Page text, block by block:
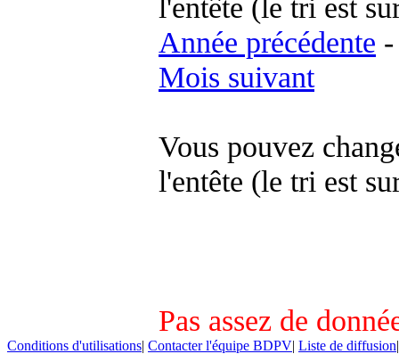
l'entête (le tri est
Année précédente -
Mois suivant
Vous pouvez
l'entête (le tri est
Pas assez de
Conditions d'utilisations| Contacter l'équipe BDPV| Liste de diffusion